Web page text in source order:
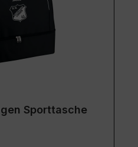
Sporttasche